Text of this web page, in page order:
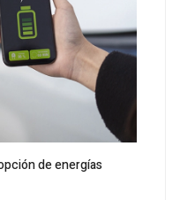
de energías